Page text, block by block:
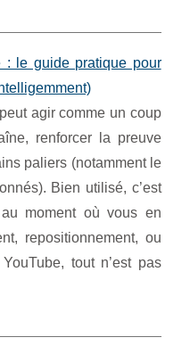
: le guide pratique pour
peut agir comme un coup
renforcer la preuve
paliers (notamment le
Bien utilisé, c’est
moment où vous en
repositionnement, ou
tout n’est pas